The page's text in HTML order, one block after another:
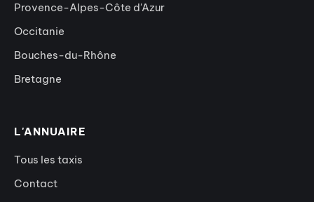
Provence-Alpes-Côte d'Azur
Occitanie
Bouches-du-Rhône
Bretagne
L'ANNUAIRE
Tous les taxis
Contact